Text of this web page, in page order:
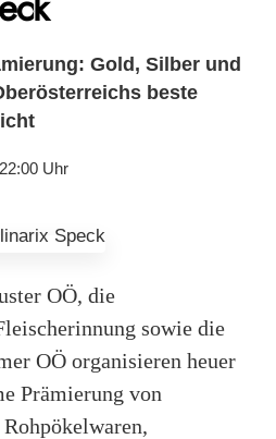
Gold, Silber und
beste
Uhr
OÖ, die
sowie die
OÖ organisieren heuer
Prämierung von